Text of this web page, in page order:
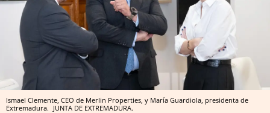
Ismael Clemente, CEO de Merlin Properties, y María Guardiola, presidenta de
Extremadura. JUNTA DE EXTREMADURA.